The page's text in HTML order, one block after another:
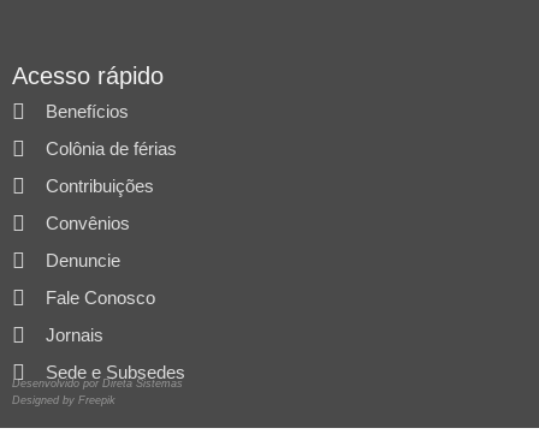
Acesso rápido
Benefícios
Colônia de férias
Contribuições
Convênios
Denuncie
Fale Conosco
Jornais
Sede e Subsedes
Desenvolvido por Direta Sistemas
Designed by Freepik